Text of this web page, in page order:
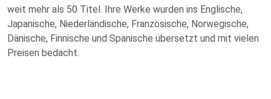
weit mehr als 50 Titel. Ihre Werke wurden ins Englische,
Japanische, Niederländische, Französische, Norwegische,
Dänische, Finnische und Spanische übersetzt und mit vielen
Preisen bedacht.